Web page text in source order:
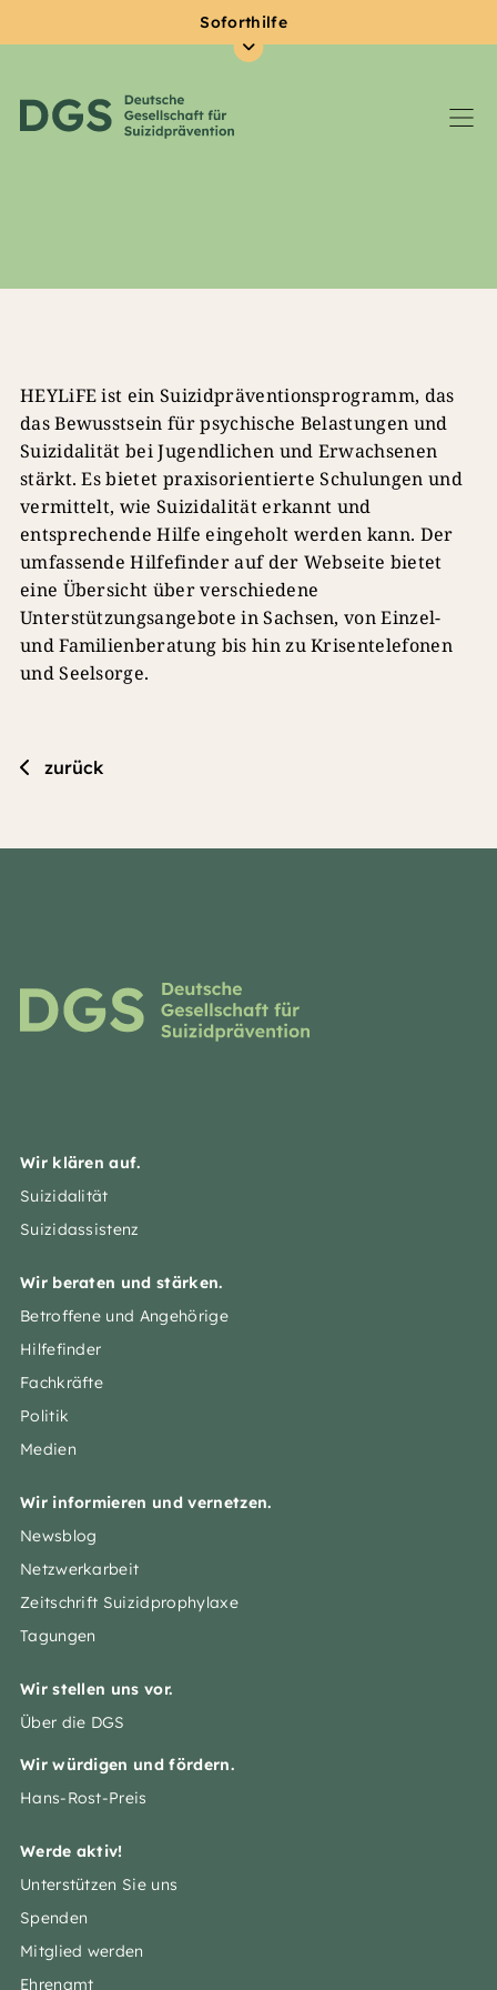
Soforthilfe
HEYLiFE ist ein Suizidpräventionsprogramm, das
das Bewusstsein für psychische Belastungen und
Suizidalität bei Jugendlichen und Erwachsenen
stärkt. Es bietet praxisorientierte Schulungen und
vermittelt, wie Suizidalität erkannt und
entsprechende Hilfe eingeholt werden kann. Der
umfassende Hilfefinder auf der Webseite bietet
eine Übersicht über verschiedene
Unterstützungsangebote in Sachsen, von Einzel-
und Familienberatung bis hin zu Krisentelefonen
und Seelsorge.
zurück
Wir klären auf.
Suizidalität
Suizidassistenz
Wir beraten und stärken.
Betroffene und Angehörige
Hilfefinder
Fachkräfte
Politik
Medien
Wir informieren und vernetzen.
Newsblog
Netzwerkarbeit
Zeitschrift Suizidprophylaxe
Tagungen
Wir stellen uns vor.
Über die DGS
Wir würdigen und fördern.
Hans-Rost-Preis
Werde aktiv!
Unterstützen Sie uns
Spenden
Mitglied werden
Ehrenamt